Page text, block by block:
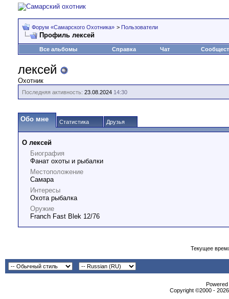
Форум «Самарского Охотника» > Пользователи
Профиль лексей
Все альбомы Справка Чат
лексей
Охотник
Последняя активность: 23.08.2024 14:30
Обо мне Статистика Друзья
О лексей
Биография
Фанат охоты и рыбалки
Местоположение
Самара
Интересы
Охота рыбалка
Оружие
Franch Fast Blek 12/76
Текущее
Copyright ©2000 -